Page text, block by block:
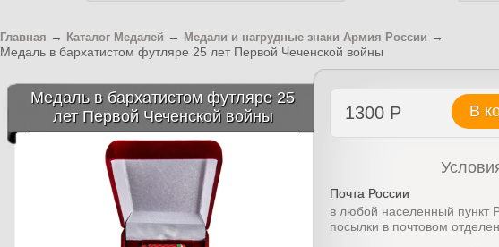
Главная → Каталог Медалей → Медали и нагрудные знаки Армия России →
Медаль в бархатистом футляре 25 лет Первой Чеченской войны
Медаль в бархатистом футляре 25
лет Первой Чеченской войны
1300 Р В
Почта России
в любой населенный пункт
посылки в почтовом